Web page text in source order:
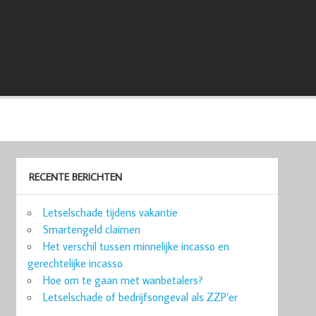
RECENTE BERICHTEN
Letselschade tijdens vakantie
Smartengeld claimen
Het verschil tussen minnelijke incasso en
gerechtelijke incasso
Hoe om te gaan met wanbetalers?
Letselschade of bedrijfsongeval als ZZP’er